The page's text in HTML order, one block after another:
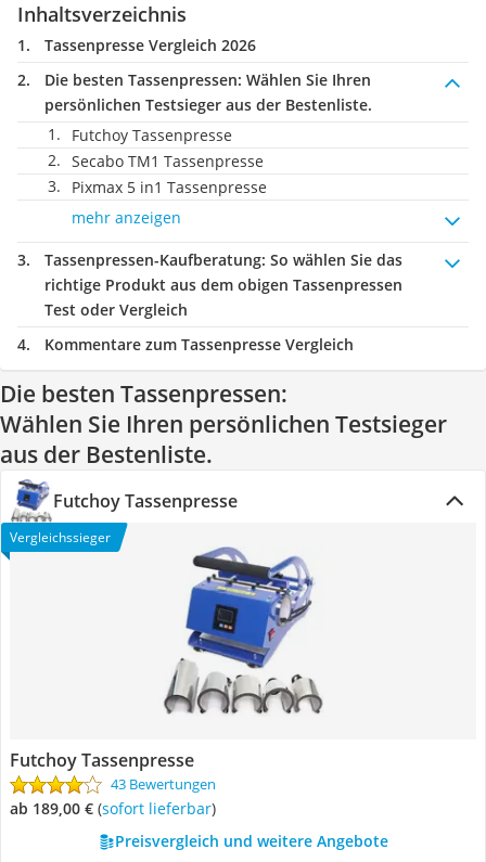
Inhaltsverzeichnis
Tassenpresse Vergleich 2026
Die besten Tassenpressen: Wählen Sie Ihren
persönlichen Testsieger aus der Bestenliste.
Futchoy Tassenpresse
Secabo TM1 Tassenpresse
Pixmax 5 in1 Tassenpresse
mehr anzeigen
Tassenpressen-Kaufberatung: So wählen Sie das
richtige Produkt aus dem obigen Tassenpressen
Test oder Vergleich
Kommentare zum Tassenpresse Vergleich
Die besten Tassenpressen:
Wählen Sie Ihren persönlichen Testsieger
aus der Bestenliste.
Futchoy Tassenpresse
Vergleichssieger
Futchoy Tassenpresse
43 Bewertungen
ab 189,00 € ( Sofort lieferbar)
Preisvergleich und weitere Angebote